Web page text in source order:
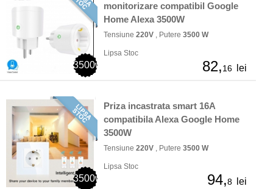
3500w
monitorizare compatibil Google
Home Alexa 3500W
Tensiune 220V , Putere 3500 W
Lipsa Stoc
82,16 lei
3500w
Priza incastrata smart 16A
compatibila Alexa Google Home
3500W
Tensiune 220V , Putere 3500 W
Lipsa Stoc
94,8 lei